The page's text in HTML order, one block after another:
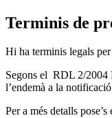
Terminis de
Hi ha terminis legals
Segons el RDL 2/2004
l’endemà a la
Per a més detalls